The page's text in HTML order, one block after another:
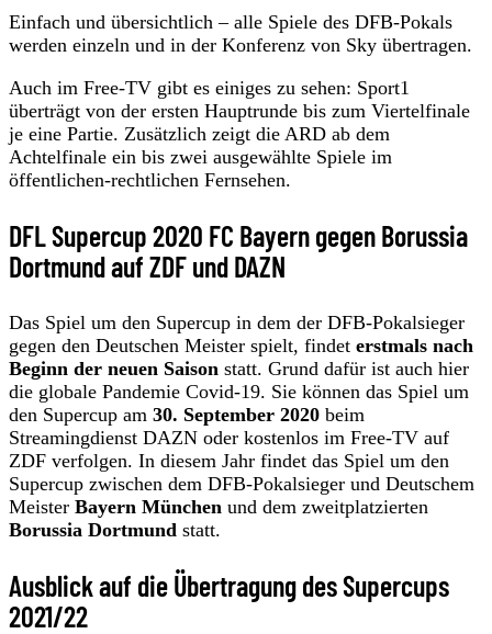
Einfach und übersichtlich – alle Spiele des DFB-Pokals
werden einzeln und in der Konferenz von Sky übertragen.
Auch im Free-TV gibt es einiges zu sehen: Sport1
überträgt von der ersten Hauptrunde bis zum Viertelfinale
je eine Partie. Zusätzlich zeigt die ARD ab dem
Achtelfinale ein bis zwei ausgewählte Spiele im
öffentlichen-rechtlichen Fernsehen.
DFL Supercup 2020 FC Bayern gegen Borussia
Dortmund auf ZDF und DAZN
Das Spiel um den Supercup in dem der DFB-Pokalsieger
gegen den Deutschen Meister spielt, findet erstmals nach
Beginn der neuen Saison statt. Grund dafür ist auch hier
die globale Pandemie Covid-19. Sie können das Spiel um
den Supercup am 30. September 2020 beim
Streamingdienst DAZN oder kostenlos im Free-TV auf
ZDF verfolgen. In diesem Jahr findet das Spiel um den
Supercup zwischen dem DFB-Pokalsieger und Deutschem
Meister Bayern München und dem zweitplatzierten
Borussia Dortmund statt.
Ausblick auf die Übertragung des Supercups
2021/22